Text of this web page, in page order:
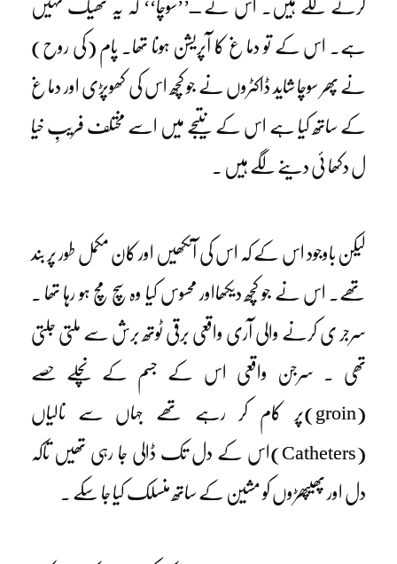
کرنے لگے ہیں۔ اس نے ــ’’سوچا‘‘ کہ یہ ٹھیک نہیں
ہے۔ اس کے تو دما غ کا آپریشن ہونا تھا۔ پام (کی روح)
نے پھر سوچا شاید ڈاکٹروں نے جو کچھ اس کی کھوپڑی اور دما غ
کے ساتھ کیا ہے اس کے نتیجے میں اسے مختلف فریبِ خیا
ل دکھا ئی دینے لگے ہیں ۔
لیکن باوجود اس کے کہ اس کی آنکھیں اور کان مکمل طور پر بند
تھے۔ اس نے جو کچھ دیکھااور محسوس کیا وہ سچ مچ ہو رہا تھا ۔
سرجر ی کرنے والی آری واقعی برقی ٹوتھ برش سے ملتی جلتی
تھی ۔ سرجن واقعی اس کے جسم کے نچلے حصے
(groin)پر کام کر رہے تھے جہاں سے نالیاں
(Catheters)اس کے دل تک ڈالی جا رہی تھیں تاکہ
دل اور پھیپھڑوں کو مشین کے ساتھ منسلک کیا جا سکے ۔